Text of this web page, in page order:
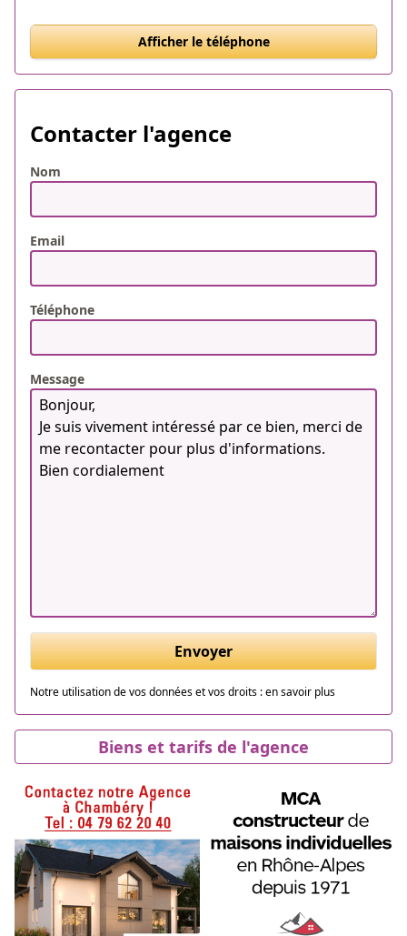
Afficher le téléphone
Contacter l'agence
Nom
Email
Téléphone
Message
Envoyer
Notre utilisation de vos données et vos droits :en savoir plus
Biens et tarifs de l'agence